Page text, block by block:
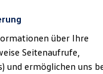
über Ihre
Seitenaufrufe,
und ermöglichen uns